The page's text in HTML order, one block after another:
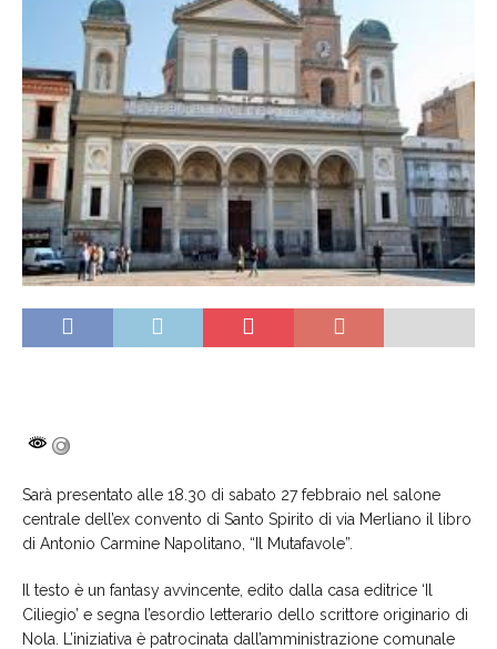
Sarà presentato alle 18.30 di sabato 27 febbraio nel salone
centrale dell’ex convento di Santo Spirito di via Merliano il libro
di Antonio Carmine Napolitano, “Il Mutafavole”.
Il testo è un fantasy avvincente, edito dalla casa editrice ‘Il
Ciliegio’ e segna l’esordio letterario dello scrittore originario di
Nola. L’iniziativa è patrocinata dall’amministrazione comunale